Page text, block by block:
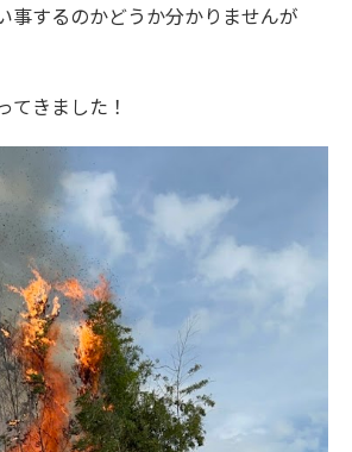
事するのかどうか分かりませんが
てきました！